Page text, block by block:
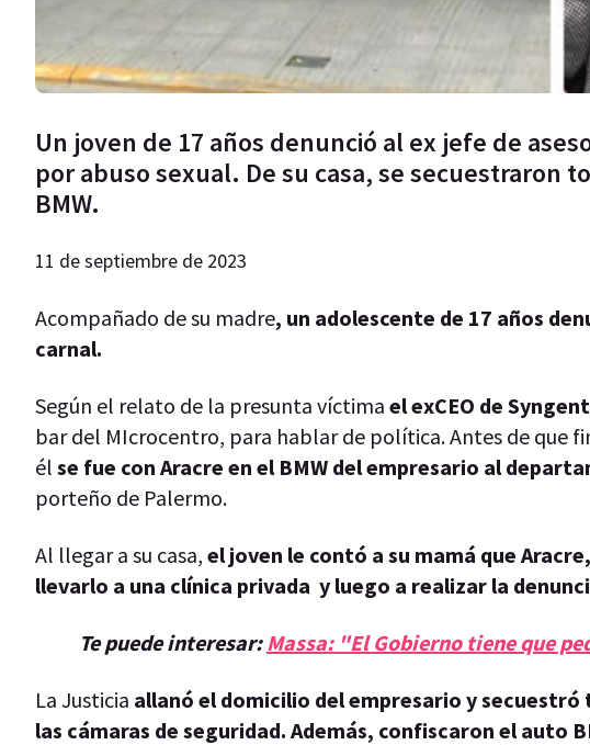
Un joven de 17 años denunció al ex jefe de
por abuso sexual. De su casa, se secuestraron
BMW.
11 de septiembre de 2023
Acompañado de su madre, un adolescente de 17 años
carnal.
Según el relato de la presunta víctima el exCEO de
bar del MIcrocentro, para hablar de política. Antes de que
él se fue con Aracre en el BMW del empresario al
porteño de Palermo.
Al llegar a su casa, el joven le contó a su mamá que
llevarlo a una clínica privada y luego a realizar la
Te puede interesar: Massa: "El Gobierno tiene que
La Justicia allanó el domicilio del empresario y
las cámaras de seguridad. Además, confiscaron el auto